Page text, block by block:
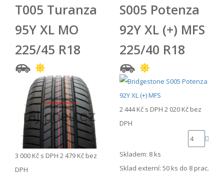
T005 Turanza
95Y XL MO
225/45 R18
3 000 Kč s DPH 2 479 Kč bez
DPH
S005 Potenza
92Y XL (+) MFS
225/40 R18
2 444 Kč s DPH 2 020 Kč bez
DPH
Skladem: 8 ks
Sklad externí: 50 ks do 8 prac.